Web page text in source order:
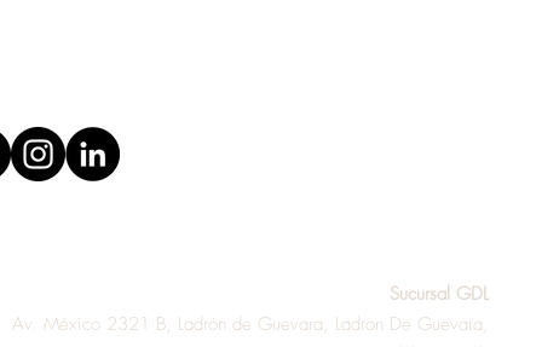
Sucursal GDL
Av. México 2321 B, Ladrón de Guevara, Ladron De Guevara,